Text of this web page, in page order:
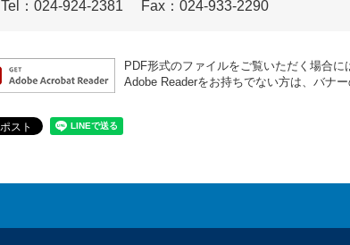
Tel：024-924-2381
Fax：024-933-2290
PDF形式のファイルをご覧いただく場合
Adobe Readerをお持ちでない方は、バナ